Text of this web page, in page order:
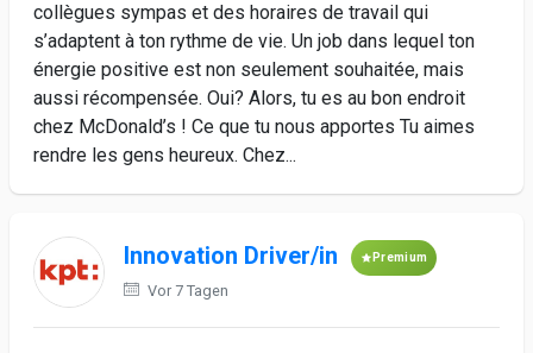
collègues sympas et des horaires de travail qui
s’adaptent à ton rythme de vie. Un job dans lequel ton
énergie positive est non seulement souhaitée, mais
aussi récompensée. Oui? Alors, tu es au bon endroit
chez McDonald’s ! Ce que tu nous apportes Tu aimes
rendre les gens heureux. Chez...
Innovation Driver/in Premium
Vor 7 Tagen